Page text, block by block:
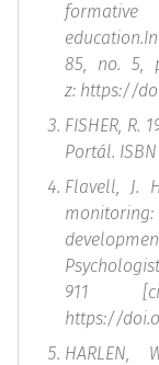
education.In
85, no. 5,
z: https://
FISHER, R.
Portál. ISBN
Flavell, J.
911
https://
HARLEN,